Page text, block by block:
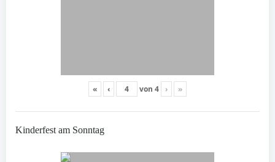
« ‹ von 4 › »
Kinderfest am Sonntag